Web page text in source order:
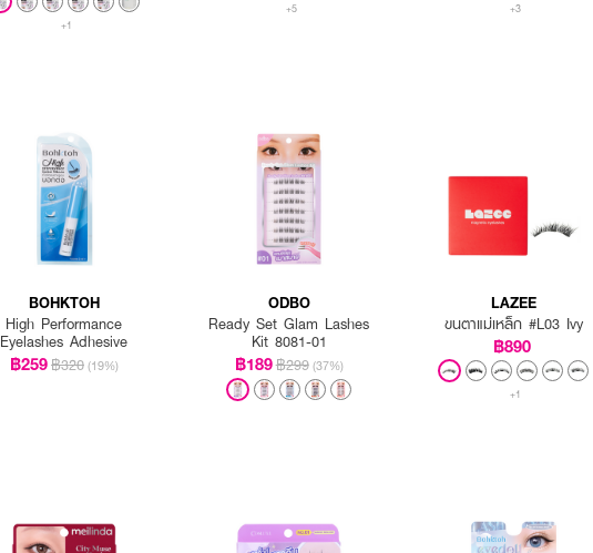
+1
+5 +3
BOHKTOH
High Performance
Eyelashes Adhesive
฿259฿320 (19%)
ODBO
Ready Set Glam Lashes
Kit 8081-01
฿189฿299 (37%)
LAZEE
ขนตาแม่เหล็ก #L03 Ivy
฿890
+1